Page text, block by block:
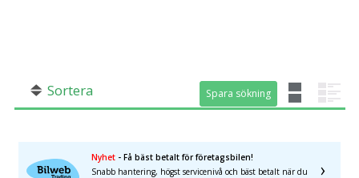
Västra Götalands län
Sortera Spara sökning
Spara sökning
Nyhet - Få bäst betalt för företagsbilen!
Snabb hantering, högst servicenivå och bäst betalt när du